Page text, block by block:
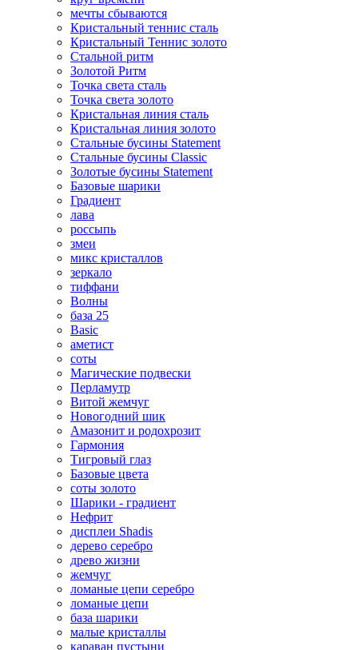
мечты сбываются
Кристальный теннис сталь
Кристальный Теннис золото
Стальной ритм
Золотой Ритм
Точка света сталь
Точка света золото
Кристальная линия сталь
Кристальная линия золото
Стальные бусины Statement
Стальные бусины Classic
Золотые бусины Statement
Базовые шарики
Градиент
лава
россыпь
змеи
микс кристаллов
зеркало
тиффани
Волны
база 25
Basic
аметист
соты
Магические подвески
Перламутр
Витой жемчуг
Новогодний шик
Амазонит и родохрозит
Гармония
Тигровый глаз
Базовые цвета
соты золото
Шарики - градиент
Нефрит
дисплеи Shadis
дерево серебро
древо жизни
жемчуг
ломаные цепи серебро
ломаные цепи
база шарики
малые кристаллы
караван пустыни